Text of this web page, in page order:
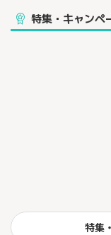
特集・キャンペ
特集